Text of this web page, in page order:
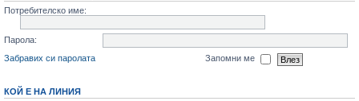
Потребителско име:
Парола:
Забравих си паролата
Запомни ме
КОЙ Е НА ЛИНИЯ